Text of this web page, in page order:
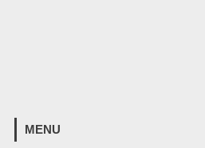
MENU